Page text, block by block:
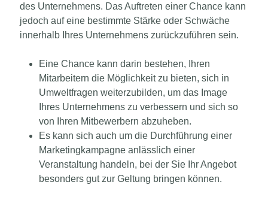
des Unternehmens. Das Auftreten einer Chance kann
jedoch auf eine bestimmte Stärke oder Schwäche
innerhalb Ihres Unternehmens zurückzuführen sein.
Eine Chance kann darin bestehen, Ihren
Mitarbeitern die Möglichkeit zu bieten, sich in
Umweltfragen weiterzubilden, um das Image
Ihres Unternehmens zu verbessern und sich so
von Ihren Mitbewerbern abzuheben.
Es kann sich auch um die Durchführung einer
Marketingkampagne anlässlich einer
Veranstaltung handeln, bei der Sie Ihr Angebot
besonders gut zur Geltung bringen können.